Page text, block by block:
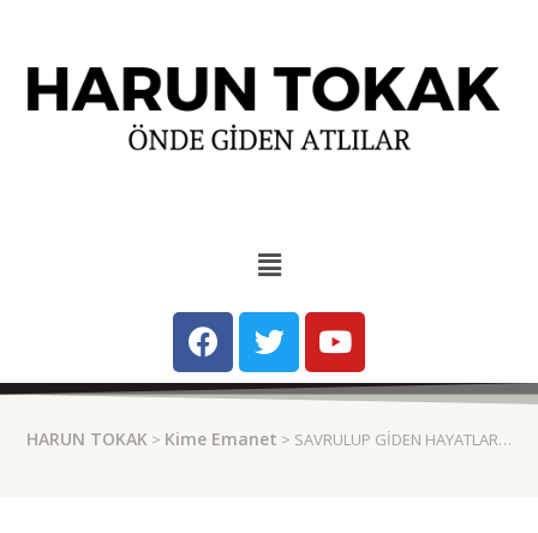
HARUN TOKAK > Kime Emanet > SAVRULUP GIDEN HAYATLAR…